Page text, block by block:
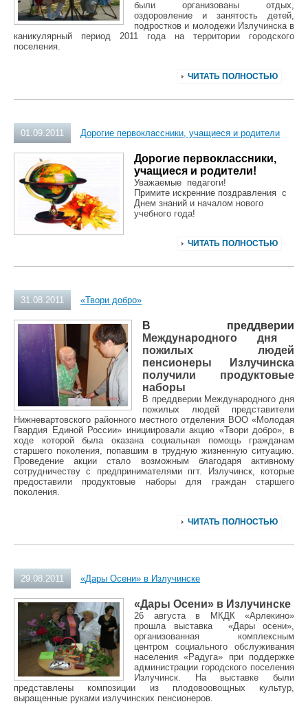
были организованы отдых,
оздоровление и занятость детей,
подростков и молодежи Излучинска в
каникулярный период 2011 года на территории городского
поселения.
ЧИТАТЬ ПОЛНОСТЬЮ
01.09.2011 Дорогие первоклассники, учащиеся и родители
Дорогие первоклассники,
учащиеся и родители!
Уважаемые педагоги!
Примите искренние поздравления с
Днем знаний и началом нового
учебного года!
ЧИТАТЬ ПОЛНОСТЬЮ
31.08.2011 «Твори добро»
В преддверии
Международного дня
пожилых людей
пенсионеры Излучинска
получили продуктовые
наборы
В преддверии Международного дня
пожилых людей представители
Нижневартовского районного местного отделения ВОО «Молодая
Гвардия Единой России» инициировали акцию «Твори добро», в
ходе которой была оказана социальная помощь гражданам
старшего поколения, попавшим в трудную жизненную ситуацию.
Проведение акции стало возможным благодаря активному
сотрудничеству с предпринимателями пгт. Излучинск, которые
предоставили продуктовые наборы для граждан старшего
поколения.
ЧИТАТЬ ПОЛНОСТЬЮ
29.08.2011 «Дары Осени» в Излучинске
«Дары Осени» в Излучинске
26 августа в МКДК «Арлекино»
прошла выставка «Дары осени»,
организованная комплексным
центром социального обслуживания
населения «Радуга» при поддержке
администрации городского поселения
Излучинск. На выставке были
представлены композиции из плодовоовощных культур,
выращенные руками излучинских пенсионеров.